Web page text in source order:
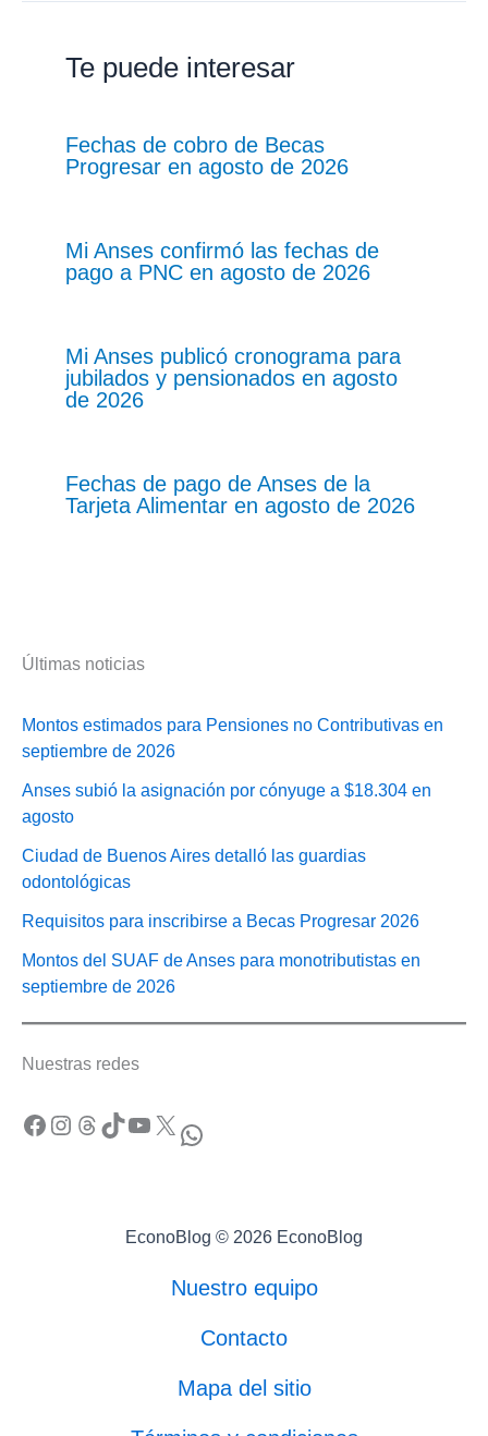
Te puede interesar
Fechas de cobro de Becas
Progresar en agosto de 2026
Mi Anses confirmó las fechas de
pago a PNC en agosto de 2026
Mi Anses publicó cronograma para
jubilados y pensionados en agosto
de 2026
Fechas de pago de Anses de la
Tarjeta Alimentar en agosto de 2026
Últimas noticias
Montos estimados para Pensiones no Contributivas en
septiembre de 2026
Anses subió la asignación por cónyuge a $18.304 en
agosto
Ciudad de Buenos Aires detalló las guardias
odontológicas
Requisitos para inscribirse a Becas Progresar 2026
Montos del SUAF de Anses para monotributistas en
septiembre de 2026
Nuestras redes
Facebook Instagram Threads TikTok YouTube X WhatsApp
EconoBlog © 2026 EconoBlog
Nuestro equipo
Contacto
Mapa del sitio